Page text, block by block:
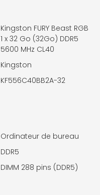
Kingston FURY Beast RGB
1 x 32 Go (32Go) DDR5
5600 MHz CL40
Kingston
KF556C40BB2A-32
Ordinateur de bureau
DDR5
DIMM 288 pins (DDR5)